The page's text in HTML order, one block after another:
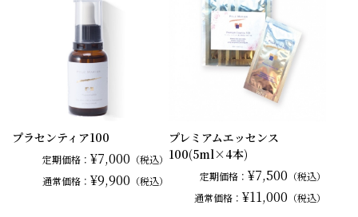
プラセンティア100
定期価格：¥7,000 （税込）
通常価格：¥9,900 （税込）
プレミアムエッセンス
100(5ml×4本)
定期価格： ¥7,500 （税込）
通常価格： ¥11,000 （税込）